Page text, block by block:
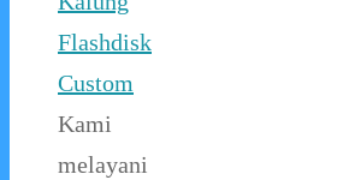
Flashdisk
Custom
Kami
melayani